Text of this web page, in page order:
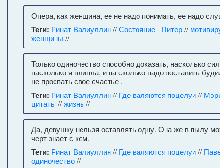
Опера, как женщина, ее не надо понимать, ее надо
Теги: Ринат Валиуллин//Состояние - Питер//
женщины //
Только одиночество способно доказать, насколько
насколько я влипла, и на сколько надо поставить
не проспать свое счастье .
Теги: Ринат Валиуллин// Где валяются поцелуи//
цитаты //жизнь//
Да, девушку нельзя оставлять одну. Она же в пылу
черт знает с кем.
Теги: Ринат Валиуллин// Где валяются поцелуи//
одиночество//